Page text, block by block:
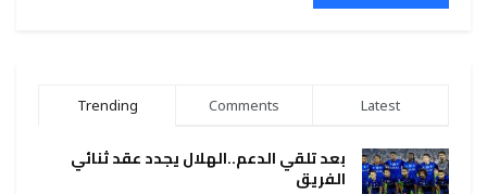
Trending Comments Latest
بعد تلقي الدعم..الهلال يجدد عقد ثنائي
الفريق